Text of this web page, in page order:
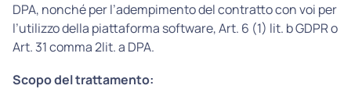
DPA, nonché per l’adempimento del contratto con voi per
l’utilizzo della piattaforma software, Art. 6 (1) lit. b GDPR o
Art. 31 comma 2lit. a DPA.
Scopo del trattamento: